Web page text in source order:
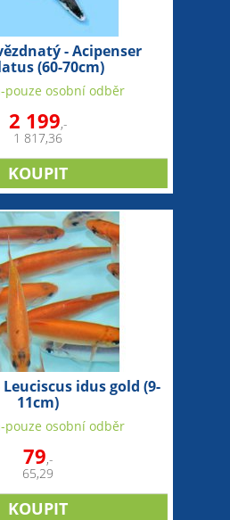
- Acipenser
(60-70cm)
pouze osobní odběr
2 199,-
1 817,36
Leuciscus idus gold (9-
11cm)
pouze osobní odběr
79,-
65,29